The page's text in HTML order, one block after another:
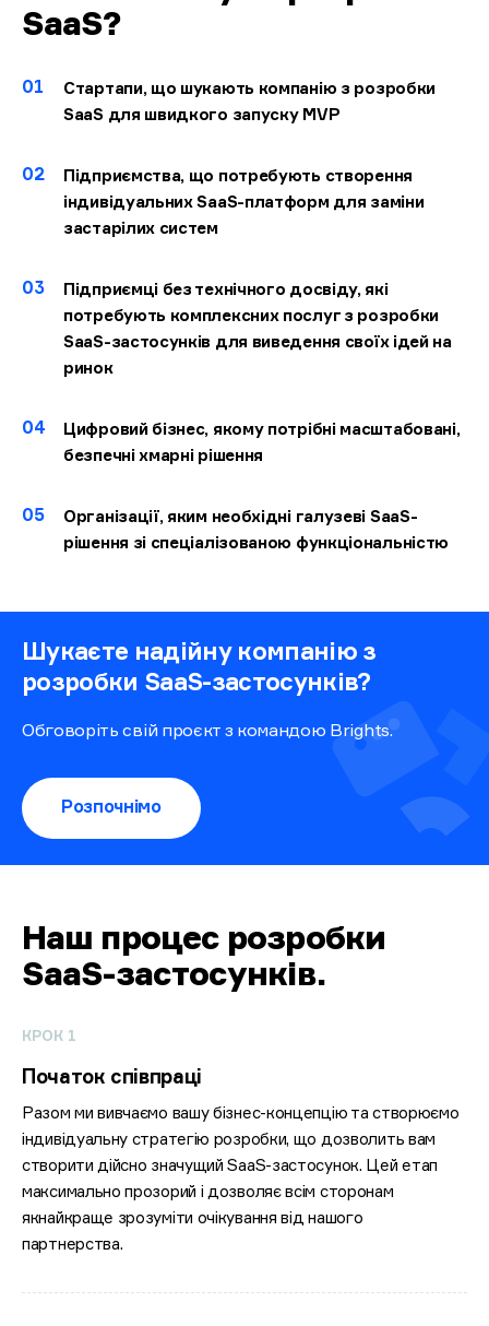
SaaS?
01
Стартапи, що шукають компанію з розробки
SaaS для швидкого запуску MVP
02
Підприємства, що потребують створення
індивідуальних SaaS-платформ для заміни
застарілих систем
03
Підприємці без технічного досвіду, які
потребують комплексних послуг з розробки
SaaS-застосунків для виведення своїх ідей на
ринок
04
Цифровий бізнес, якому потрібні масштабовані,
безпечні хмарні рішення
05
Організації, яким необхідні галузеві SaaS-
рішення зі спеціалізованою функціональністю
Шукаєте надійну компанію з
розробки SaaS-застосунків?
Обговоріть свій проєкт з командою Brights.
Розпочнімо
Наш процес розробки
SaaS-застосунків.
КРОК 1
Початок співпраці
Разом ми вивчаємо вашу бізнес-концепцію та створюємо
індивідуальну стратегію розробки, що дозволить вам
створити дійсно значущий SaaS-застосунок. Цей етап
максимально прозорий і дозволяє всім сторонам
якнайкраще зрозуміти очікування від нашого
партнерства.